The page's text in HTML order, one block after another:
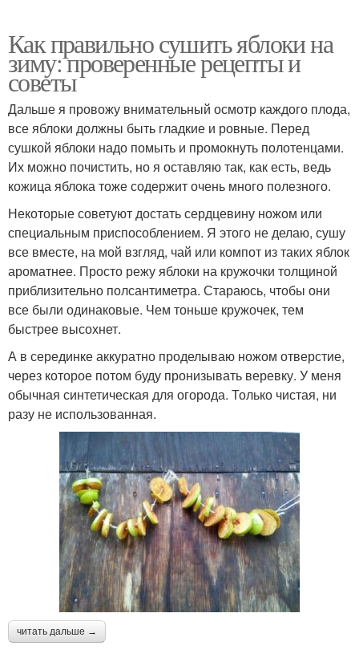
Как правильно сушить яблоки на
зиму: проверенные рецепты и
советы
Дальше я провожу внимательный осмотр каждого плода,
все яблоки должны быть гладкие и ровные. Перед
сушкой яблоки надо помыть и промокнуть полотенцами.
Их можно почистить, но я оставляю так, как есть, ведь
кожица яблока тоже содержит очень много полезного.
Некоторые советуют достать сердцевину ножом или
специальным приспособлением. Я этого не делаю, сушу
все вместе, на мой взгляд, чай или компот из таких яблок
ароматнее. Просто режу яблоки на кружочки толщиной
приблизительно полсантиметра. Стараюсь, чтобы они
все были одинаковые. Чем тоньше кружочек, тем
быстрее высохнет.
А в серединке аккуратно проделываю ножом отверстие,
через которое потом буду пронизывать веревку. У меня
обычная синтетическая для огорода. Только чистая, ни
разу не использованная.
читать дальше →